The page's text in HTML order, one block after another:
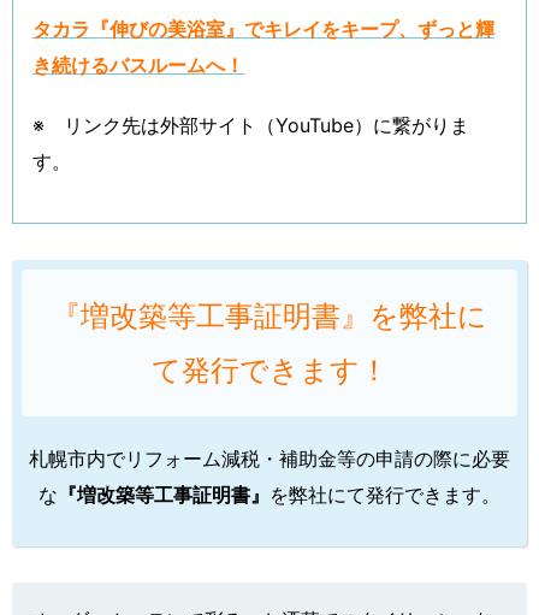
タカラ『伸びの美浴室』でキレイをキープ、ずっと輝
き続けるバスルームへ！
※ リンク先は外部サイト（YouTube）に繋がりま
す。
『増改築等工事証明書』を弊社に
て発行できます！
札幌市内でリフォーム減税・補助金等の申請の際に必要
な 『増改築等工事証明書』 を弊社にて発行できます。